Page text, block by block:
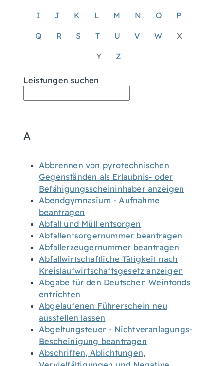
I J K L M N O P
Q R S T U V W X
Y Z
Leistungen suchen
A
Abbrennen von pyrotechnischen
Gegenständen als Erlaubnis- oder
Befähigungsscheininhaber anzeigen
Abendgymnasium - Aufnahme
beantragen
Abfall und Müll entsorgen
Abfallentsorgernummer beantragen
Abfallerzeugernummer beantragen
Abfallwirtschaftliche Tätigkeit nach
Kreislaufwirtschaftsgesetz anzeigen
Abgabe für den Deutschen Weinfonds
entrichten
Abgelaufenen Führerschein neu
ausstellen lassen
Abgeltungsteuer - Nichtveranlagungs-
Bescheinigung beantragen
Abschriften, Ablichtungen,